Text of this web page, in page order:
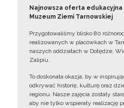
Najnowsza oferta
Muzeum Ziemi Tarnowskiej
Przygotowaliśmy blisko 80
realizowanych w placówkach w
naszych oddziałach w Dołędze,
Zalipiu.
To doskonała okazja, by w
odkrywać historię, kulturę oraz
regionu. Nasze zajęcia zostały
aby nie tylko wspierały realizację